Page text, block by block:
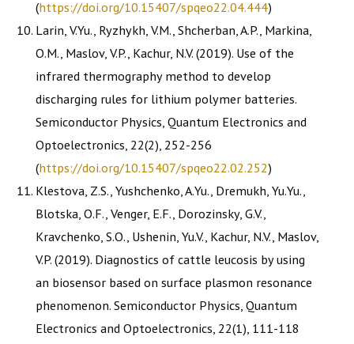
(https://doi.org/10.15407/spqeo22.04.444)
Larin, V.Yu., Ryzhykh, V.M., Shcherban, A.P., Markina,
O.M., Maslov, V.P., Kachur, N.V. (2019). Use of the
infrared thermography method to develop
discharging rules for lithium polymer batteries.
Semiconductor Physics, Quantum Electronics and
Optoelectronics, 22(2), 252-256
(https://doi.org/10.15407/spqeo22.02.252)
Klestova, Z.S., Yushchenko, A.Yu., Dremukh, Yu.Yu.,
Blotska, O.F., Venger, E.F., Dorozinsky, G.V.,
Kravchenko, S.O., Ushenin, Yu.V., Kachur, N.V., Maslov,
V.P. (2019). Diagnostics of cattle leucosis by using
an biosensor based on surface plasmon resonance
phenomenon. Semiconductor Physics, Quantum
Electronics and Optoelectronics, 22(1), 111-118